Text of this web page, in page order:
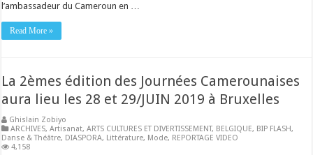
l’ambassadeur du Cameroun en …
Read More »
La 2èmes édition des Journées Camerounaises
aura lieu les 28 et 29/JUIN 2019 à Bruxelles
Ghislain Zobiyo
ARCHIVES,Artisanat,ARTS CULTURES ET DIVERTISSEMENT, BELGIQUE, BIP FLASH,
Danse & Théâtre, DIASPORA, Littérature, Mode, REPORTAGE VIDEO
4,158